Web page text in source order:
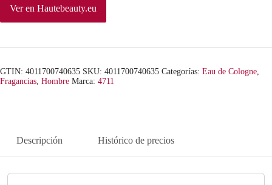
Ver en Hautebeauty.eu
GTIN: 4011700740635 SKU: 4011700740635 Categorías: Eau de Cologne,
Fragancias, Hombre Marca: 4711
Descripción Histórico de precios